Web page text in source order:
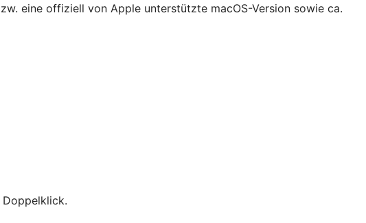
eine offiziell von Apple unterstützte macOS-Version sowie ca.
Doppelklick.